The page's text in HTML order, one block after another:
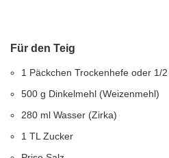
Für den Teig
1 Päckchen Trockenhefe oder 1/
500 g Dinkelmehl (Weizenmehl)
280 ml Wasser (Zirka)
1 TL Zucker